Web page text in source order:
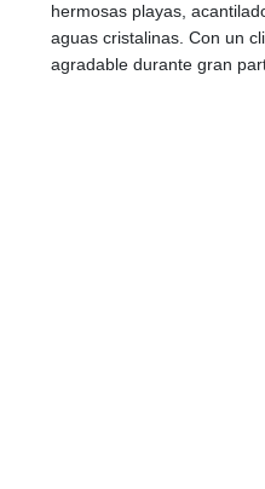
hermosas playas,
aguas cristalinas. Con un
agradable durante gran